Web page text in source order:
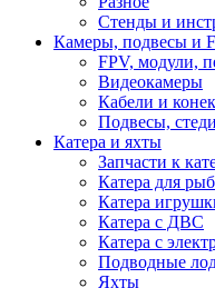
Стенды и
Камеры, подвесы и
FPV, модули,
Видеокамеры
Кабели и
Подвесы,
Катера и яхты
Запчасти к
Катера для
Катера
Катера с ДВС
Катера с
Подводные
Яхты